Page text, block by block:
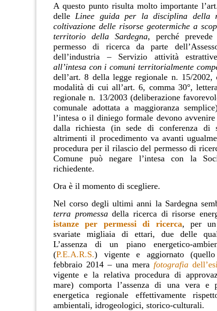
A questo punto risulta molto importante
delle Linee guida per la disciplina della
coltivazione delle risorse geotermiche a
territorio della Sardegna, perché prevede
permesso di ricerca da parte
dell’industria – Servizio attività
all’intesa con i comuni territorialmente
dell’art. 8 della legge regionale n. 15/2002,
modalità di cui all’art. 6, comma 30°,
regionale n. 13/2003 (deliberazione
comunale adottata a maggioranza
l’intesa o il diniego formale devono
dalla richiesta (in sede di conferenza di
altrimenti il procedimento va avanti
procedura per il rilascio del permesso di
Comune può negare l’intesa con la
richiedente.
Ora è il momento di scegliere.
Nel corso degli ultimi anni la Sardegna
terra promessadella ricerca di risorse
istanze per permessi di ricerca, per un
svariate migliaia di ettari, due delle
L’assenza di un piano energetico-
(P.E.A.R.S.) vigente e aggiornato
febbraio 2014 – una mera fotografia
vigente e la relativa procedura di
mare) comporta l’assenza di una vera e
energetica regionale effettivamente
ambientali, idrogeologici, storico-culturali.